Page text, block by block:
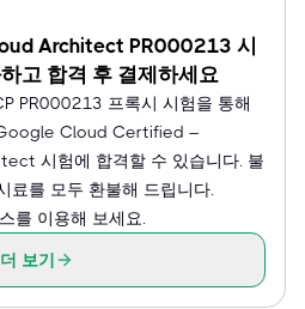
Architect PR000213 시
고 합격 후 결제하세요
PR000213 프록시 시험을 통해
Cloud Certified –
시험에 합격할 수 있습니다. 불
료를 모두 환불해 드립니다.
를 이용해 보세요.
더 보기